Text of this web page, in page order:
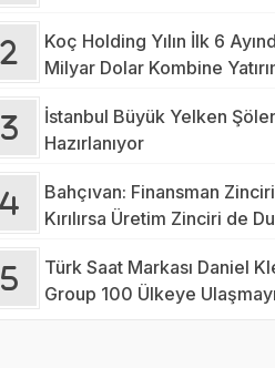
Koç Holding Yılın İlk 6
Milyar Dolar Kombine
İstanbul Büyük Yelken
Hazırlanıyor
Bahçıvan: Finansman Zinciri
Kırılırsa Üretim Zinciri de
Türk Saat Markası Daniel
Group 100 Ülkeye Ulaşmayı